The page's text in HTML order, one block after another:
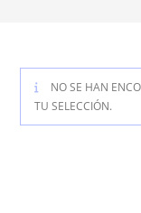
NO SE HAN
TU SELECCIÓN.